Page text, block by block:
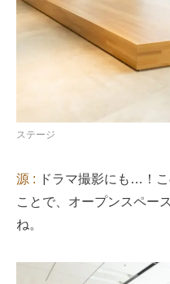
ステージ
源 : ドラマ撮影にも…！
ことで、オープンスペー
ね。